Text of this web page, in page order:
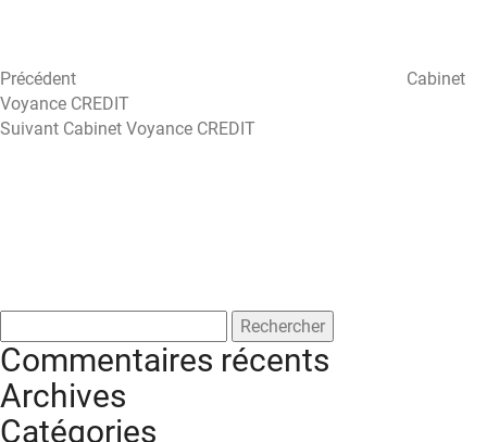
Précédent
Cabinet
Voyance CREDIT
Article
Suivant Cabinet Voyance CREDIT
Commentaires récents
Archives
Catégories